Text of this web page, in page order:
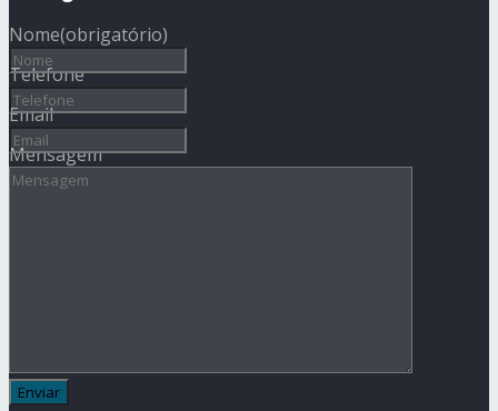
Nome(obrigatório)
Telefone
Email
Mensagem